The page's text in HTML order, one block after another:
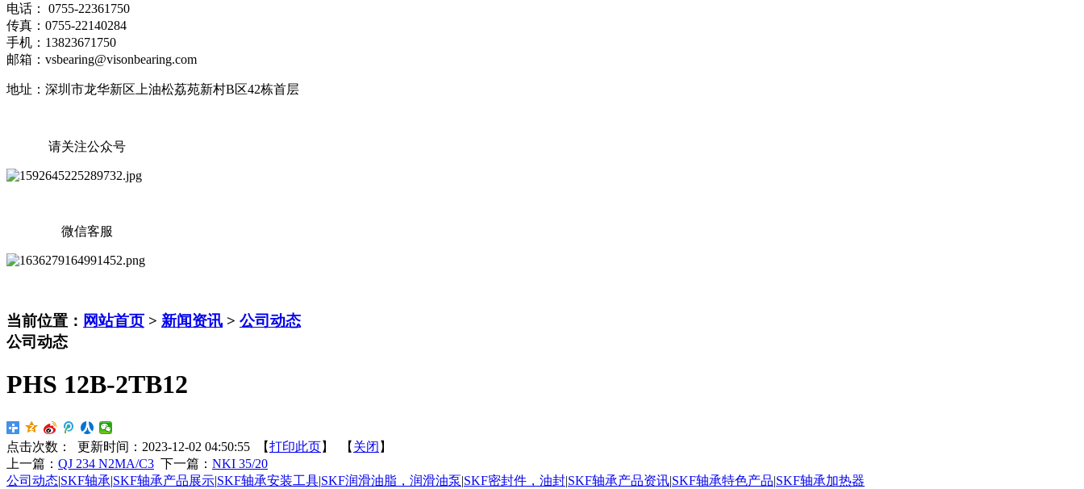
电话： 0755-22361750
传真：0755-22140284
手机：13823671750
邮箱：vsbearing@visonbearing.com
地址：深圳市龙华新区上油松荔苑新村B区42栋首层
请关注公众号
微信客服
当前位置： 网站首页 > 新闻资讯 > 公司动态
公司动态
PHS 12B-2TB12
点击次数： 更新时间：2023-12-02 04:50:55 【打印此页 】 【 关闭 】
上一篇： QJ 234 N2MA/C3 下一篇： NKI 35/20
公司动态 SKF轴承 SKF轴承产品展示 SKF轴承安装工具 SKF润滑油脂，润滑油泵 SKF密封件，油封 SKF轴承产品资讯 SKF轴承特色产品 SKF轴承加热器